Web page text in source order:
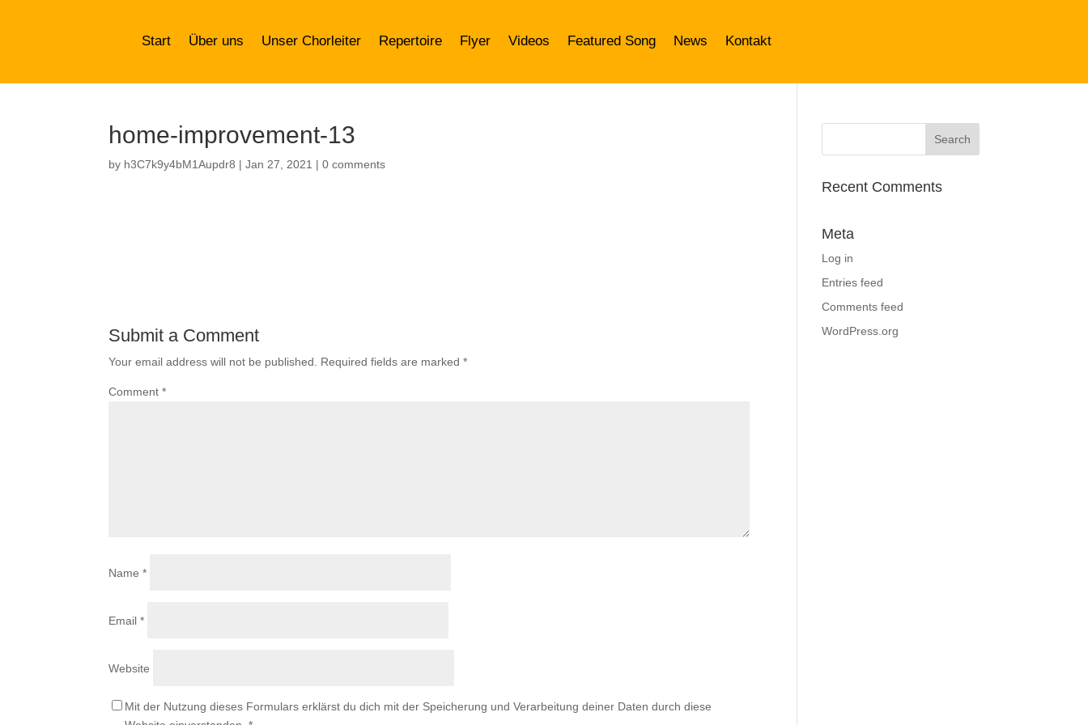
Start Über uns Unser Chorleiter Repertoire Flyer Videos Featured Song News Kontakt
home-improvement-13
by h3C7k9y4bM1Aupdr8 |Jan 27, 2021 |0 comments
Submit a Comment
Your email address will not be published. Required fields are marked*
Comment*
Name*
Email*
Website
Mit der Nutzung dieses Formulars erklärst du dich mit der Speicherung und Verarbeitung deiner Daten durch diese
Recent Comments
Meta
Log in
Entries feed
Comments feed
WordPress.org